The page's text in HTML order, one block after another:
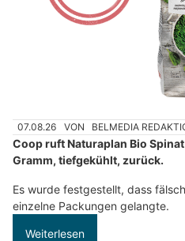
07.08.26 VON BELMEDIA
Coop ruft Naturaplan Bio
Gramm, tiefgekühlt, zurück.
Es wurde festgestellt, dass
einzelne Packungen gelangte.
Weiterlesen